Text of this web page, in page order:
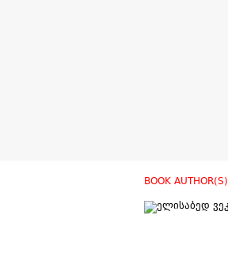
BOOK AUTHOR(S)